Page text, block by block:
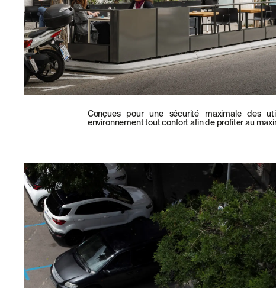
Conçues pour une sécurité maximale des
environnement tout confort afin de profiter au
CERTIFICATS
© 2026 ESCOFET 1886 S.A.